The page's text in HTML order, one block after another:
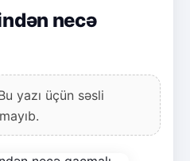
necə
yazı üçün səsli